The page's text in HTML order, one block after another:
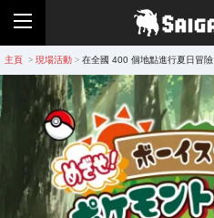
主頁 > 現場活動 > 在全國 400 個地點進行夏日冒